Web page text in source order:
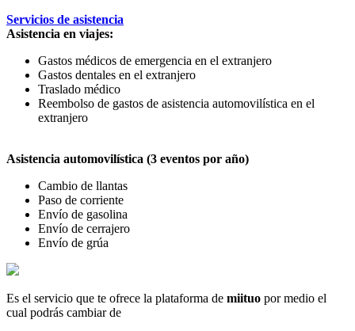
Servicios de asistencia
Asistencia en viajes:
Gastos médicos de emergencia en el extranjero
Gastos dentales en el extranjero
Traslado médico
Reembolso de gastos de asistencia automovilística en el
extranjero
Asistencia automovilística (3 eventos por año)
Cambio de llantas
Paso de corriente
Envío de gasolina
Envío de cerrajero
Envío de grúa
Es el servicio que te ofrece la plataforma de miituo por medio el
cual podrás cambiar de